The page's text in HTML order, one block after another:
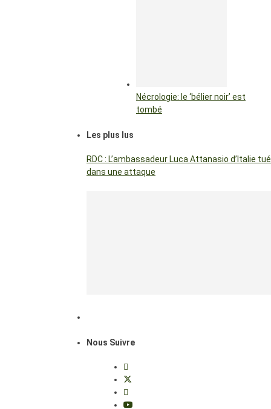
Nécrologie: le ‘bélier noir’ est
tombé
Les plus lus
RDC : L’ambassadeur Luca Attanasio d’Italie tué
dans une attaque
Nous Suivre